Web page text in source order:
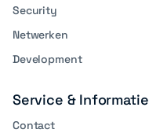
Security
Netwerken
Development
Service & Informatie
Contact